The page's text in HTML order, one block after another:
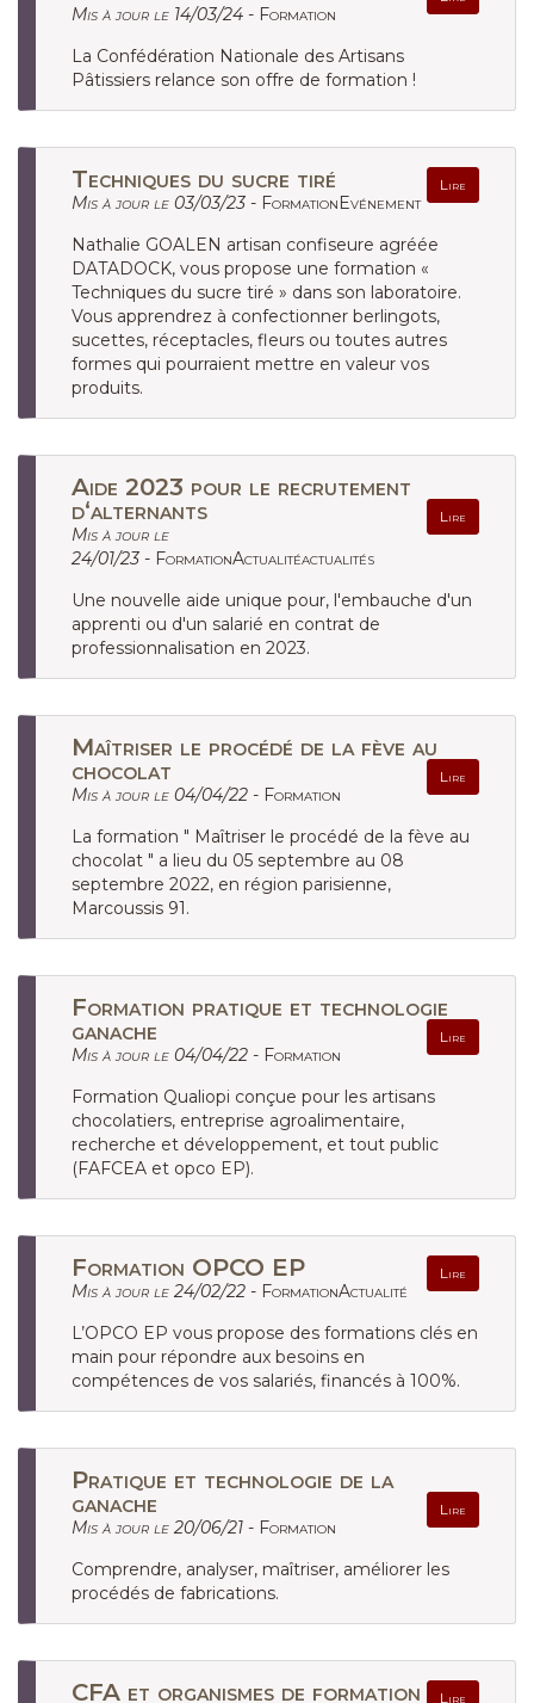
Mis à jour le 14/03/24 - Formation
La Confédération Nationale des Artisans
Pâtissiers relance son offre de formation !
Techniques du sucre tiré Lire
Mis à jour le 03/03/23 - FormationEvénement
Nathalie GOALEN artisan confiseure agréée
DATADOCK, vous propose une formation «
Techniques du sucre tiré » dans son laboratoire.
Vous apprendrez à confectionner berlingots,
sucettes, réceptacles, fleurs ou toutes autres
formes qui pourraient mettre en valeur vos
produits.
Aide 2023 pour le recrutement
d‘alternants
Lire
Mis à jour le
24/01/23 - FormationActualitéactualités
Une nouvelle aide unique pour, l'embauche d'un
apprenti ou d'un salarié en contrat de
professionnalisation en 2023.
Maîtriser le procédé de la fève au
chocolat
Lire
Mis à jour le 04/04/22 - Formation
La formation " Maîtriser le procédé de la fève au
chocolat " a lieu du 05 septembre au 08
septembre 2022, en région parisienne,
Marcoussis 91.
Formation pratique et technologie
ganache
Lire
Mis à jour le 04/04/22 - Formation
Formation Qualiopi conçue pour les artisans
chocolatiers, entreprise agroalimentaire,
recherche et développement, et tout public
(FAFCEA et opco EP).
Formation OPCO EP Lire
Mis à jour le 24/02/22 - FormationActualité
L’OPCO EP vous propose des formations clés en
main pour répondre aux besoins en
compétences de vos salariés, financés à 100%.
Pratique et technologie de la
ganache
Lire
Mis à jour le 20/06/21 - Formation
Comprendre, analyser, maîtriser, améliorer les
procédés de fabrications.
CFA et organismes de formation Lire